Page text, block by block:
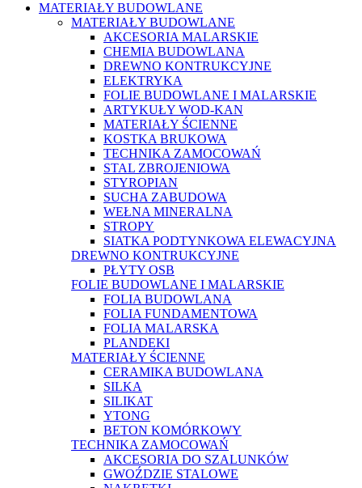
MATERIAŁY BUDOWLANE
MATERIAŁY BUDOWLANE
AKCESORIA MALARSKIE
CHEMIA BUDOWLANA
DREWNO KONTRUKCYJNE
ELEKTRYKA
FOLIE BUDOWLANE I MALARSKIE
ARTYKUŁY WOD-KAN
MATERIAŁY ŚCIENNE
KOSTKA BRUKOWA
TECHNIKA ZAMOCOWAŃ
STAL ZBROJENIOWA
STYROPIAN
SUCHA ZABUDOWA
WEŁNA MINERALNA
STROPY
SIATKA PODTYNKOWA ELEWACYJNA
DREWNO KONTRUKCYJNE
PŁYTY OSB
FOLIE BUDOWLANE I MALARSKIE
FOLIA BUDOWLANA
FOLIA FUNDAMENTOWA
FOLIA MALARSKA
PLANDEKI
MATERIAŁY ŚCIENNE
CERAMIKA BUDOWLANA
SILKA
SILIKAT
YTONG
BETON KOMÓRKOWY
TECHNIKA ZAMOCOWAŃ
AKCESORIA DO SZALUNKÓW
GWOŹDZIE STALOWE